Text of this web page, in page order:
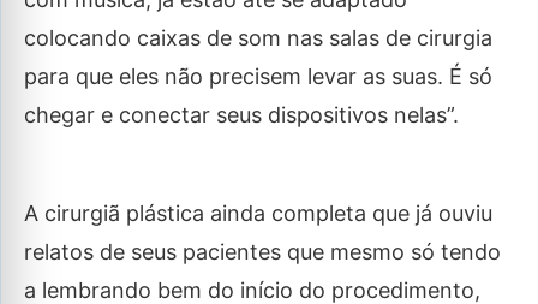
colocando caixas de som nas salas de cirurgia
para que eles não precisem levar as suas. É só
chegar e conectar seus dispositivos nelas”.
A cirurgiã plástica ainda completa que já ouviu
relatos de seus pacientes que mesmo só tendo
a lembrando bem do início do procedimento,